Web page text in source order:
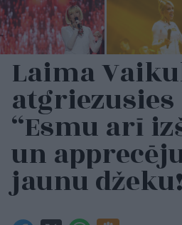
Laima
“Esmu arī
un
jaunu